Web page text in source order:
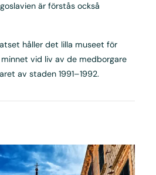
är förstås också
håller det lilla museet för
vid liv av de medborgare
av staden 1991–1992.